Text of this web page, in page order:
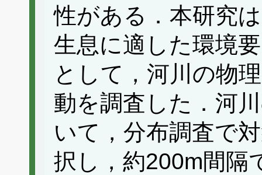
性がある．本研究
生息に適した環境
として，河川の物
動を調査した．河
いて，分布調査で
択し，約200m間隔